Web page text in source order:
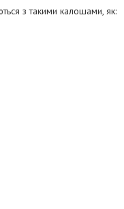
з такими калошами, як: